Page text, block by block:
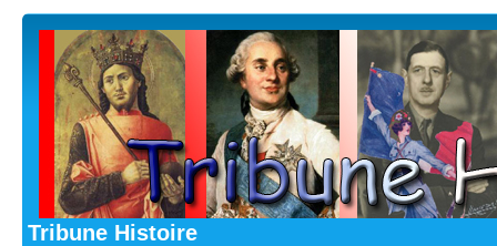
Tribune Histoire